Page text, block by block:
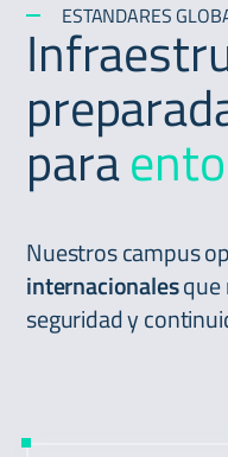
ESTANDARES
para
Nuestros campus
internacionalesque
seguridad y